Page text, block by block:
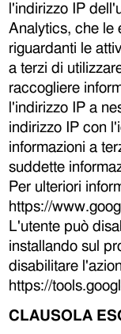
l'indirizzo IP
Analytics, che le
riguardanti le
a terzi di
raccogliere
l'indirizzo IP a
indirizzo IP con
informazioni a
suddette
Per ulteriori
https://
L'utente può
installando sul
disabilitare
https://
CLAUSOLA